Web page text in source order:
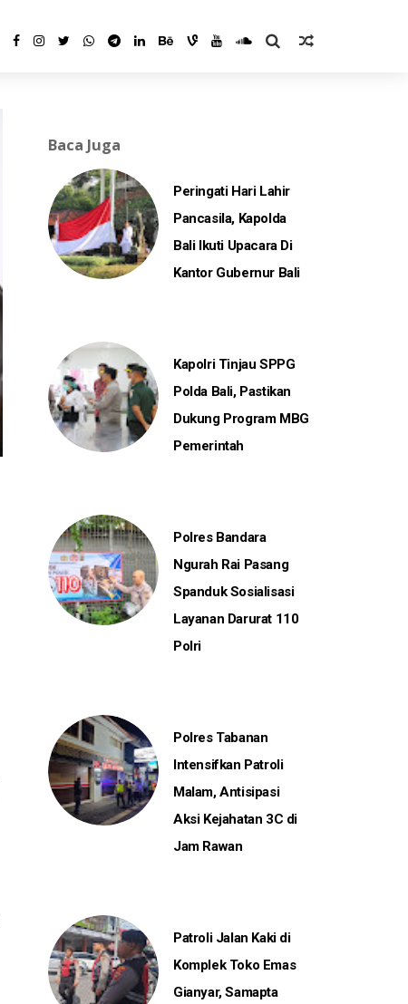
Baca Juga
Peringati Hari Lahir
Pancasila, Kapolda
Bali Ikuti Upacara Di
Kantor Gubernur Bali
Kapolri Tinjau SPPG
Polda Bali, Pastikan
Dukung Program MBG
Pemerintah
Polres Bandara
Ngurah Rai Pasang
Spanduk Sosialisasi
Layanan Darurat 110
Polri
Polres Tabanan
Intensifkan Patroli
Malam, Antisipasi
Aksi Kejahatan 3C di
Jam Rawan
Patroli Jalan Kaki di
Komplek Toko Emas
Gianyar, Samapta